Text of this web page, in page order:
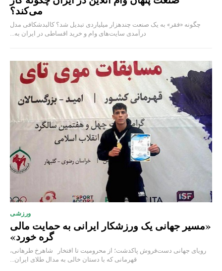
می‌کند؟
چگونه «فقر» به یک صنعت چند‌هزار میلیاردی تبدیل شد؟ کالبدشکافی مدل
درآمدی سایت‌های وام و خرید اقساطی در ایران به...
ورزشی
«مسیر جهانی یک ورزشکار ایرانی به حمایت مالی
گره خورد»
رویای جهانی دست‌فروش پاکدشت؛ از محرومیت تا افتخار شاهرخ طرهانی،
قهرمانی که با دستان خالی به مدال طلای ایران...